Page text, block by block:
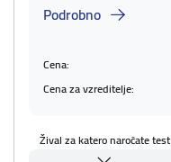
Podrobno
Cena:
Cena za vzreditelje:
Žival za katero naročate test